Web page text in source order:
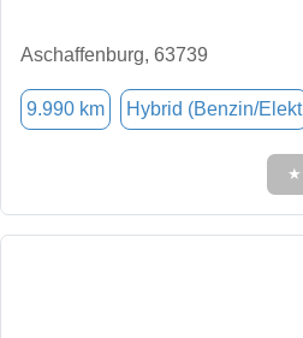
Aschaffenburg, 63739
9.990 km Hybrid (Benzin/Elekt
★